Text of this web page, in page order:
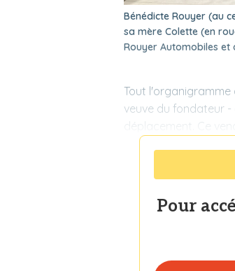
Bénédicte Rouyer (au
sa mère Colette (en
Rouyer Automobiles et
Tout l'organigramme
veuve du fondateur
déplacement. Ce
Pour